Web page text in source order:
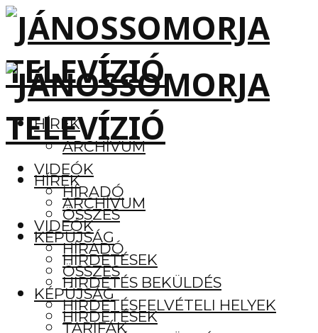
HÍREK
ARCHÍVUM
VIDEÓK
HÍRADÓ
ÖSSZES
KÉPÚJSÁG
HIRDETÉSEK
HIRDETÉS BEKÜLDÉS
HIRDETÉSFELVÉTELI HELYEK
TARIFÁK
HÍREK
ARCHÍVUM
VIDEÓK
HÍRADÓ
ÖSSZES
KÉPÚJSÁG
HIRDETÉSEK